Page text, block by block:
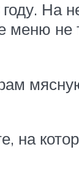
На
меню не
на